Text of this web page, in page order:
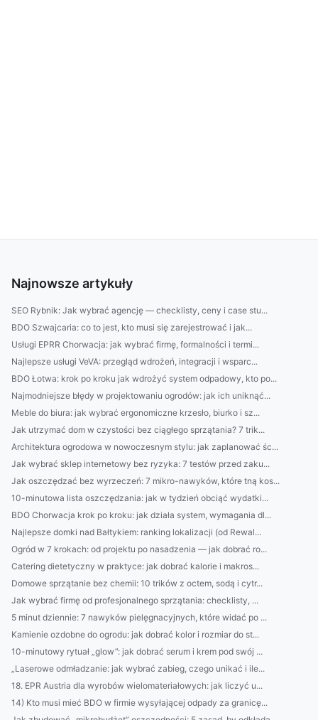
Najnowsze artykuły
SEO Rybnik: Jak wybrać agencję — checklisty, ceny i case stu...
BDO Szwajcaria: co to jest, kto musi się zarejestrować i jak...
Usługi EPRR Chorwacja: jak wybrać firmę, formalności i termi...
Najlepsze usługi VeVA: przegląd wdrożeń, integracji i wsparc...
BDO Łotwa: krok po kroku jak wdrożyć system odpadowy, kto po...
Najmodniejsze błędy w projektowaniu ogrodów: jak ich uniknąć...
Meble do biura: jak wybrać ergonomiczne krzesło, biurko i sz...
Jak utrzymać dom w czystości bez ciągłego sprzątania? 7 trik...
Architektura ogrodowa w nowoczesnym stylu: jak zaplanować śc...
Jak wybrać sklep internetowy bez ryzyka: 7 testów przed zaku...
Jak oszczędzać bez wyrzeczeń: 7 mikro-nawyków, które tną kos...
10-minutowa lista oszczędzania: jak w tydzień obciąć wydatki...
BDO Chorwacja krok po kroku: jak działa system, wymagania dl...
Najlepsze domki nad Bałtykiem: ranking lokalizacji (od Rewal...
Ogród w 7 krokach: od projektu po nasadzenia — jak dobrać ro...
Catering dietetyczny w praktyce: jak dobrać kalorie i makros...
Domowe sprzątanie bez chemii: 10 trików z octem, sodą i cytr...
Jak wybrać firmę od profesjonalnego sprzątania: checklisty, ...
5 minut dziennie: 7 nawyków pielęgnacyjnych, które widać po ...
Kamienie ozdobne do ogrodu: jak dobrać kolor i rozmiar do st...
10-minutowy rytuał „glow”: jak dobrać serum i krem pod swój ...
„Laserowe odmładzanie: jak wybrać zabieg, czego unikać i ile...
18. EPR Austria dla wyrobów wielomateriałowych: jak liczyć u...
14) Kto musi mieć BDO w firmie wysyłającej odpady za granicę...